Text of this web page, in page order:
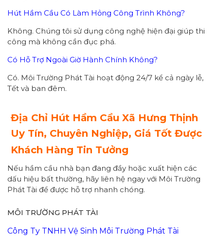
Hút Hầm Cầu Có Làm Hỏng Công Trình Không?
Không. Chúng tôi sử dụng công nghệ hiện đại giúp thi
công mà không cần đục phá.
Có Hỗ Trợ Ngoài Giờ Hành Chính Không?
Có. Môi Trường Phát Tài hoạt động 24/7 kể cả ngày lễ,
Tết và ban đêm.
Địa Chỉ Hút Hầm Cầu Xã Hưng Thịnh
Uy Tín, Chuyên Nghiệp, Giá Tốt Được
Khách Hàng Tin Tưởng
Nếu hầm cầu nhà bạn đang đầy hoặc xuất hiện các
dấu hiệu bất thường, hãy liên hệ ngay với Môi Trường
Phát Tài để được hỗ trợ nhanh chóng.
MÔI TRƯỜNG PHÁT TÀI
Công Ty TNHH Vệ Sinh Môi Trường Phát Tài